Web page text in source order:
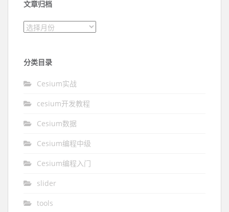
文章归档
文章归档
分类目录
Cesium实战
cesium开发教程
Cesium数据
Cesium编程中级
Cesium编程入门
slider
tools